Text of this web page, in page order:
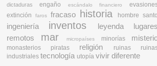
dictaduras engaño escándalo financiero
extinción
faros fracaso historia hombre santo
ingeniería inventos leyenda
lugares
remotos
mar micropaíses minorías
monasterios piratas religión ruinas
industriales tecnología utopía vivir diferente